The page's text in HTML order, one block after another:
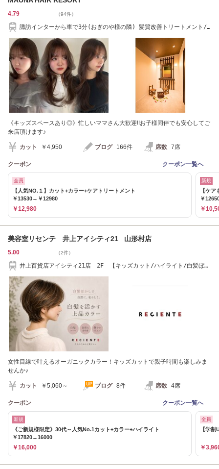
4.79 （94件）
諏訪インターから車で3分(おぎのや様の隣) 髪質改善トリートメント/
《キッズスペースあり◎》忙しいママさん大歓迎!!お子様同伴でも安心してご
来店頂けます♪
カット ￥4,950 ブログ 166件 席数 7席
クーポン クーポン一覧へ
全員
【人気NO.１】カット+カラー+ケアトリートメント
￥13530→￥12980
￥12,980
新規
【ケ
￥
￥
美容室リセンテ 井上アイシティ21 山形村店
5.00 （2件）
井上百貨店アイシティ21店 2F 【キッズカット/ハイライト/白髪ぼか
女性目線で叶えるオーガニックカラー！キッズカットで親子時間も楽しみま
せんか♪
カット ￥5,060～ ブログ 8件 席数 4席
クーポン クーポン一覧へ
新規
《ご新規様限定》30代～人気No.1カット+カラー+ハイライト
￥17820→16000
￥16,000
全員
【学
￥